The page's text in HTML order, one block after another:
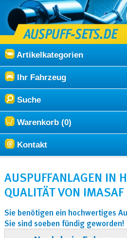
Artikelkategorien
Ihr Fahrzeug
Suche
Warenkorb (0)
Kontakt
AUSPUFFANLAGEN IN
QUALITÄT VON IMASAF
Sie benötigen ein hochwertiges
Sie sind soeben fündig geworden!